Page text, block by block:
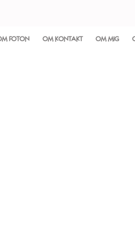
FOTON OM KONTAKT OM MIG